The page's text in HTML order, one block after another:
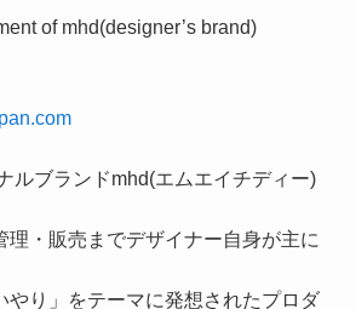
of mhd(designer’s brand)
ルブランドmhd(エムエイチディー)
理・販売までデザイナー自身が主に
やり」をテーマに発想されたプロダ